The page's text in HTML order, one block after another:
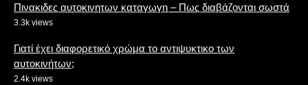
Πινακιδες αυτοκινητων καταγωγη – Πως διαβάζονται σωστά
3.3k views
Γιατί έχει διαφορετικό χρώμα το αντιψυκτικο των
αυτοκινήτων;
2.4k views